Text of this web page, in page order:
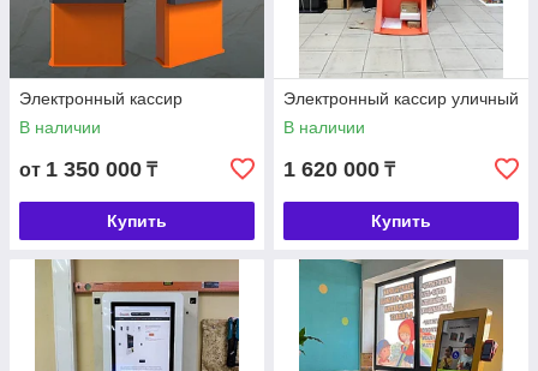
Электронный кассир
В наличии
от 1 350 000 ₸
Купить
Электронный кассир уличный
В наличии
1 620 000 ₸
Купить